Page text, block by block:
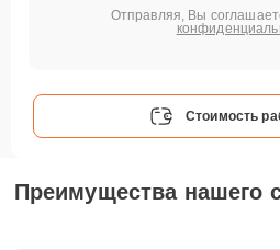
Отправляя, Вы
Стоимость
Преимущества нашего